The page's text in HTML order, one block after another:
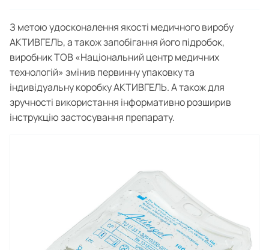
З метою удосконалення якості медичного виробу
АКТИВГЕЛЬ, а також запобігання його підробок,
виробник ТОВ «Національний центр медичних
технологій» змінив первинну упаковку та
індивідуальну коробку АКТИВГЕЛЬ. А також для
зручності використання інформативно розширив
інструкцію застосування препарату.
United Arab Emirates
Oman
Pakistan
Panama
Romania